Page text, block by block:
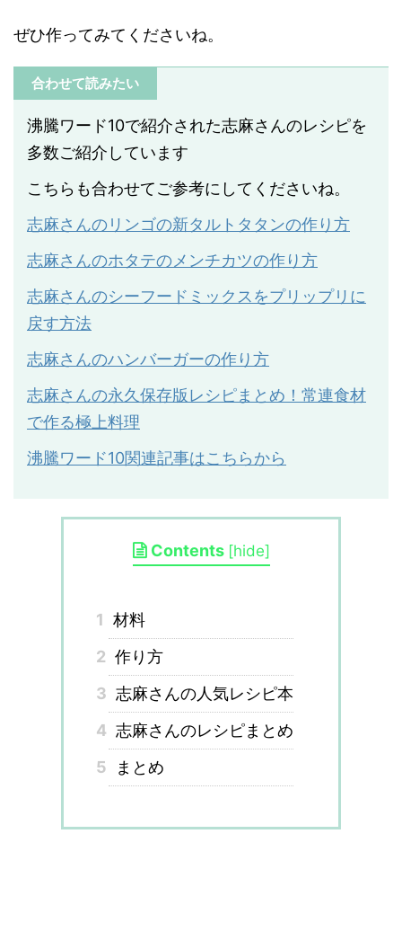
ぜひ作ってみてくださいね。
合わせて読みたい
沸騰ワード10で紹介された志麻さんのレシピを
多数ご紹介しています
こちらも合わせてご参考にしてくださいね。
志麻さんのリンゴの新タルトタタンの作り方
志麻さんのホタテのメンチカツの作り方
志麻さんのシーフードミックスをプリップリに
戻す方法
志麻さんのハンバーガーの作り方
志麻さんの永久保存版レシピまとめ！常連食材
で作る極上料理
沸騰ワード10関連記事はこちらから
Contents [hide]
1 材料
2 作り方
3 志麻さんの人気レシピ本
4 志麻さんのレシピまとめ
5
まとめ